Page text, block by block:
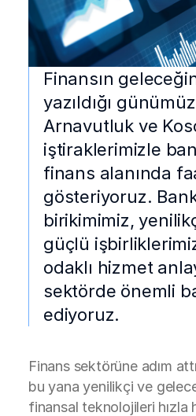
Finansın
yazıldığı
Arnavutluk ve
iştiraklerimizle
finans alanında
gösteriyoruz.
birikimimiz,
güçlü
odaklı hizmet
sektörde önemli
ediyoruz.
Finans sektörüne adım
bu yana yenilikçi ve
finansal teknolojileri hızla